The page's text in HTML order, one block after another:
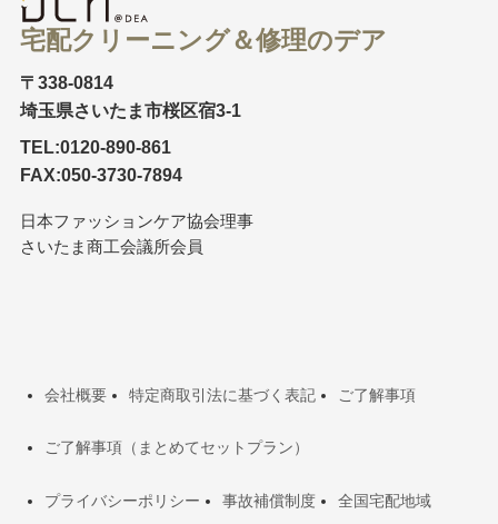
宅配クリーニング＆修理のデア
〒338-0814
埼玉県さいたま市桜区宿3-1
TEL:0120-890-861
FAX:050-3730-7894
日本ファッションケア協会理事
さいたま商工会議所会員
会社概要 特定商取引法に基づく表記 ご了解事項
ご了解事項（まとめてセットプラン）
プライバシーポリシー 事故補償制度 全国宅配地域